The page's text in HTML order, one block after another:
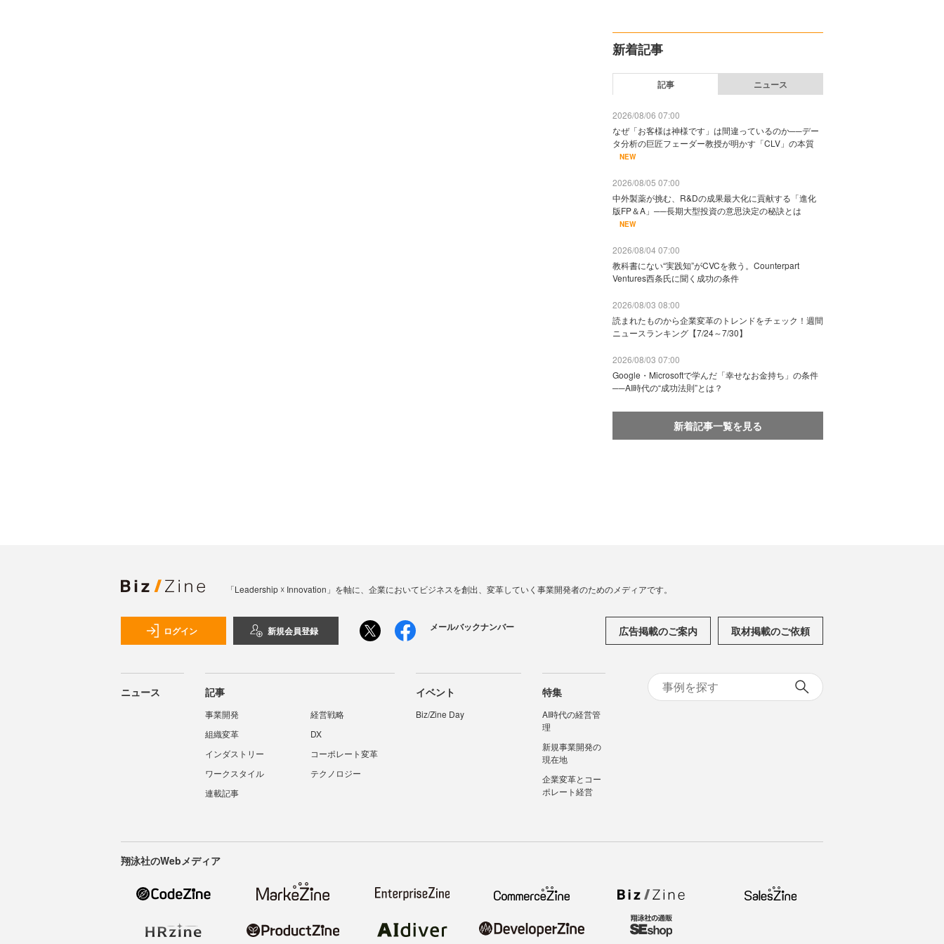
新着記事
記事 ニュース
2026/08/06 07:00
なぜ「お客様は神様です」は間違っているのか──デー
タ分析の巨匠フェーダー教授が明かす「CLV」の本質
NEW
2026/08/05 07:00
中外製薬が挑む、R&Dの成果最大化に貢献する「進化
版FP＆A」──長期大型投資の意思決定の秘訣とは
NEW
2026/08/04 07:00
教科書にない“実践知”がCVCを救う。Counterpart
Ventures西条氏に聞く成功の条件
2026/08/03 08:00
読まれたものから企業変革のトレンドをチェック！週間
ニュースランキング【7/24～7/30】
2026/08/03 07:00
Google・Microsoftで学んだ「幸せなお金持ち」の条件
──AI時代の“成功法則”とは？
新着記事一覧を見る
「Leadership ☓ Innovation」を軸に、企業においてビジネスを創出、変革していく事業開発者のためのメディアです。
ログイン 新規会員登録 メールバックナンバー 広告掲載のご案内 取材掲載のご依頼
ニュース 記事
事業開発
経営戦略
組織変革
DX
インダストリー
コーポレート変革
ワークスタイル
テクノロジー
連載記事
イベント
Biz/Zine Day
特集
AI時代の経営管
理
新規事業開発の
現在地
企業変革とコー
ポレート経営
翔泳社のWebメディア